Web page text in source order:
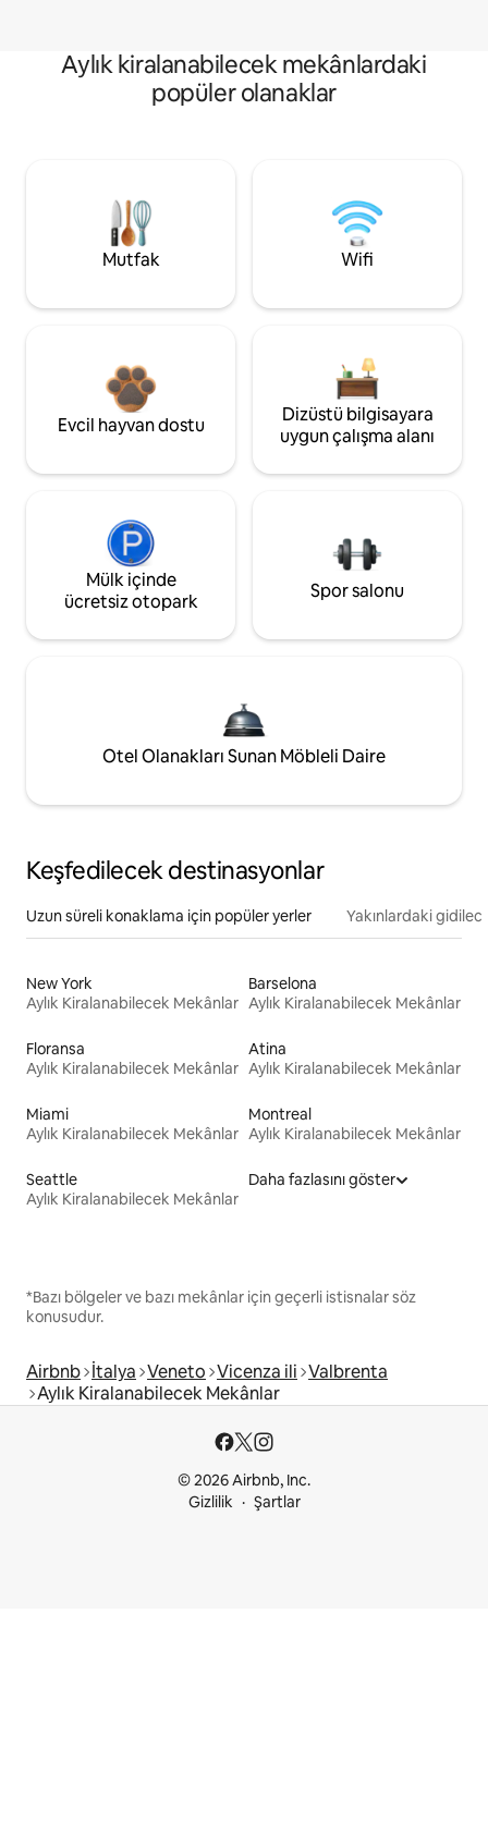
Aylık kiralanabilecek mekânlardaki
popüler olanaklar
Mutfak Wifi
Evcil hayvan dostu
Dizüstü bilgisayara
uygun çalışma alanı
Mülk içinde
ücretsiz otopark
Spor salonu
Otel Olanakları Sunan Möbleli Daire
Keşfedilecek destinasyonlar
Uzun süreli konaklama için popüler yerler Yakınlardaki
New York
Aylık Kiralanabilecek Mekânlar
Barselona
Aylık Kiralanabilecek Mekânlar
Floransa
Aylık Kiralanabilecek Mekânlar
Atina
Aylık Kiralanabilecek Mekânlar
Miami
Aylık Kiralanabilecek Mekânlar
Montreal
Aylık Kiralanabilecek Mekânlar
Seattle
Aylık Kiralanabilecek Mekânlar
Daha fazlasını göster
*Bazı bölgeler ve bazı mekânlar için geçerli istisnalar söz
konusudur.
Airbnb İtalya Veneto Vicenza ili Valbrenta
Aylık Kiralanabilecek Mekânlar
© 2026 Airbnb, Inc.
Gizlilik
Şartlar